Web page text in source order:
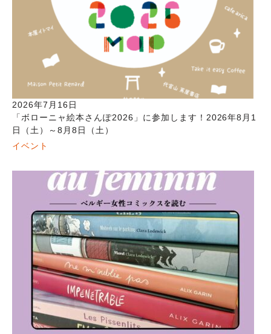
2026年7月16日
「ボローニャ絵本さんぽ2026」に参加します！2026年8月1
日（土）～8月8日（土）
イベント